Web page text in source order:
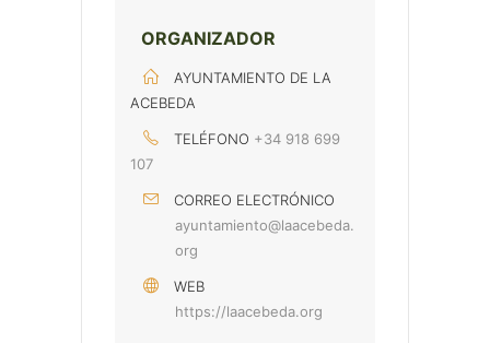
ORGANIZADOR
AYUNTAMIENTO DE LA
ACEBEDA
TELÉFONO +34 918 699
107
CORREO ELECTRÓNICO
ayuntamiento@laacebeda.
org
WEB
https://laacebeda.org